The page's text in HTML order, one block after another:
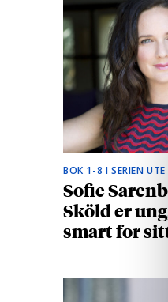
BOK 1-8 I SERIEN UTE
Sofie
Sköld er
smart for